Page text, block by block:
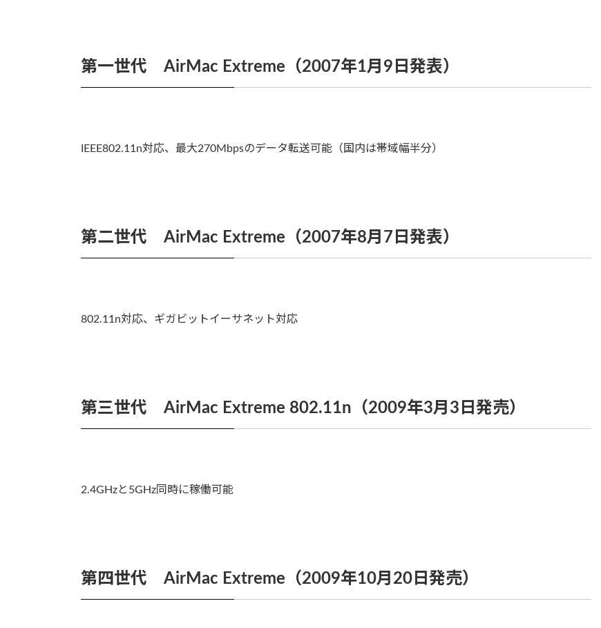
第一世代 AirMac Extreme（2007年1月9日発表）
IEEE802.11n対応、最大270Mbpsのデータ転送可能（国内は帯域幅半分）
第二世代 AirMac Extreme（2007年8月7日発表）
802.11n対応、ギガビットイーサネット対応
第三世代 AirMac Extreme 802.11n（2009年3月3日発売）
2.4GHzと5GHz同時に稼働可能
第四世代 AirMac Extreme（2009年10月20日発売）